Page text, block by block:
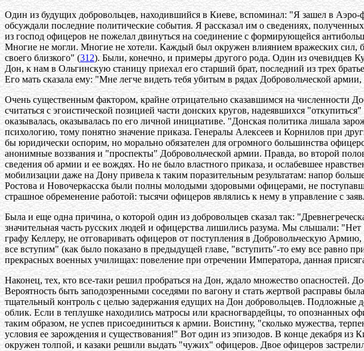
Один из будущих добровольцев, находившийся в Киеве, вспоминал: "Я зашел в
обсуждали последние политические события. Я рассказал им о сведениях,
из господ офицеров не пожелал двинуться на соединение с формирующейся
Многие не могли. Многие не хотели. Каждый был окружен влиянием вражеских сил,
своего близкого" (312). Были, конечно, и примеры другого рода. Один из очевидцев
Дон, к нам в Ольгинскую станицу приехал его старший брат, последний из трех
Его мать сказала ему: "Мне легче видеть тебя убитым в рядах Добровольческой
Очень существенным фактором, крайне отрицательно сказавшимся на численности
считаться с эгоистической позицией части донских кругов, надеявшихся
оказывалась, оказывалась по его личной инициативе. "Донская политика лишала
психологию, тому понятно значение приказа. Генералы Алексеев и Корнилов при
бы юридически оспорим, но морально обязателен для огромного большинства
анонимные воззвания и "проспекты" Добровольческой армии. Правда, во второй
сведения об армии и ее вождях. Но не было властного приказа, и ослабевшее
мобилизации даже на Дону привела к таким поразительным результатам: напор
Ростова и Новочеркасска были полны молодыми здоровыми офицерами, не
страшное обременение работой: тысячи офицеров являлись к нему в управление с
Была и еще одна причина, о которой один из добровольцев сказал так:
значительная часть русских людей и офицерства лишились разума. Мы слышали:
графу Келлеру, не отговаривать офицеров от поступления в Добровольческую
все вступим" (как было показано в предыдущей главе, "вступить"-то ему все равно
прекрасных военных училищах: повеление при отречении Императора, данная
Наконец, тех, кто все-таки решил пробраться на Дон, ждало множество опасностей.
Вероятность быть заподозренными соседями по вагону и стать жертвой расправы
тщательный контроль с целью задержания едущих на Дон добровольцев. Подложные
облик. Если в теплушке находились матросы или красногвардейцы, то опознанных
таким образом, не успев присоединиться к армии. Воистину, "сколько мужества,
условия ее зарождения и существования!" Вот один из эпизодов. В конце декабря
окружен толпой, и казаки решили выдать "чужих" офицеров. Двое офицеров